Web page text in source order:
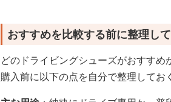
おすすめを比較する前に整理し
どのドライビングシューズがおすすめ
購入前に以下の点を自分で整理してお